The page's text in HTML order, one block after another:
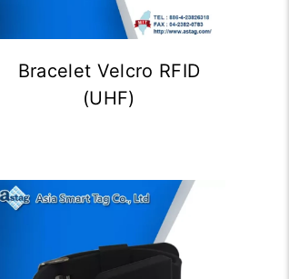
Bracelet Velcro RFID
(UHF)